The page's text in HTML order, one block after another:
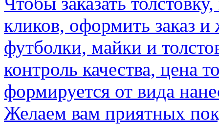
кликов, оформить заказ
футболки, майки и
контроль качества, цена
формируется от вида
Желаем вам приятных